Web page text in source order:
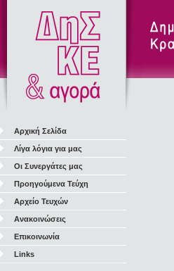
Αρχική Σελίδα
Λίγα λόγια για μας
Οι Συνεργάτες μας
Προηγούμενα Τεύχη
Αρχείο Τευχών
Ανακοινώσεις
Επικοινωνία
Links